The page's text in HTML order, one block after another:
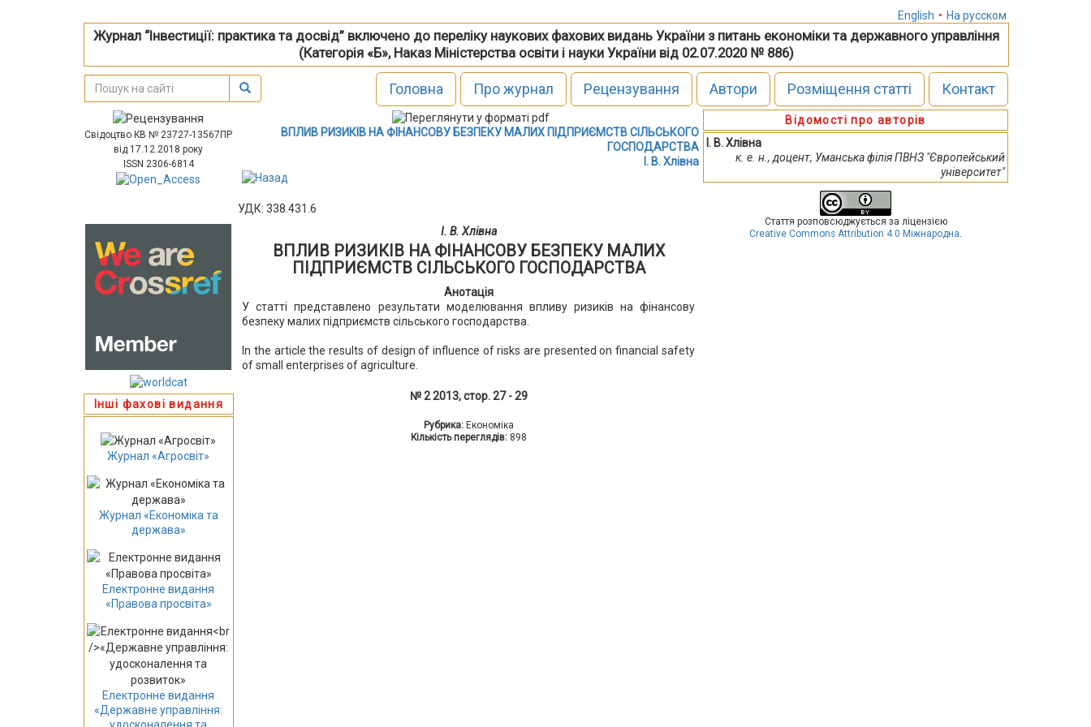
English • На русском
Журнал “Інвестиції: практика та досвід” включено до переліку наукових фахових видань України з питань економіки та державного управління
(Категорія «Б», Наказ Міністерства освіти і науки України від 02.07.2020 № 886)
Головна Про журнал Рецензування Автори Розміщення статті Контакт
Свідоцтво КВ № 23727-13567ПР
від 17.12.2018 року
ISSN 2306-6814
Інші фахові видання
Журнал «Агросвіт»
Журнал «Економіка та
держава»
Електронне видання
«Правова просвіта»
Електронне видання
«Державне управління:
ВПЛИВ РИЗИКІВ НА ФІНАНСОВУ БЕЗПЕКУ МАЛИХ ПІДПРИЄМСТВ СІЛЬСЬКОГО
ГОСПОДАРСТВА
І. В. Хлівна
УДК: 338.431.6
І. В. Хлівна
ВПЛИВ РИЗИКІВ НА ФІНАНСОВУ БЕЗПЕКУ МАЛИХ
ПІДПРИЄМСТВ СІЛЬСЬКОГО ГОСПОДАРСТВА
Анотація
У статті представлено результати моделювання впливу ризиків на фінансову
безпеку малих підприємств сільського господарства.
In the article the results of design of influence of risks are presented on financial safety
of small enterprises of agriculture.
№ 2 2013, стор. 27 - 29
Рубрика: Економіка
Кількість переглядів: 898
Відомості про авторів
І. В. Хлівна
к. е. н., доцент, Уманська філія ПВНЗ "Європейський
університет"
Стаття розповсюджується за ліцензією
Creative Commons Attribution 4.0 Міжнародна.